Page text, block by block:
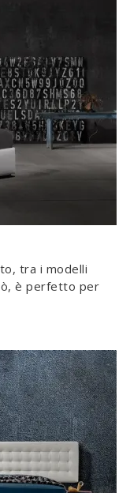
tra i modelli
è perfetto per